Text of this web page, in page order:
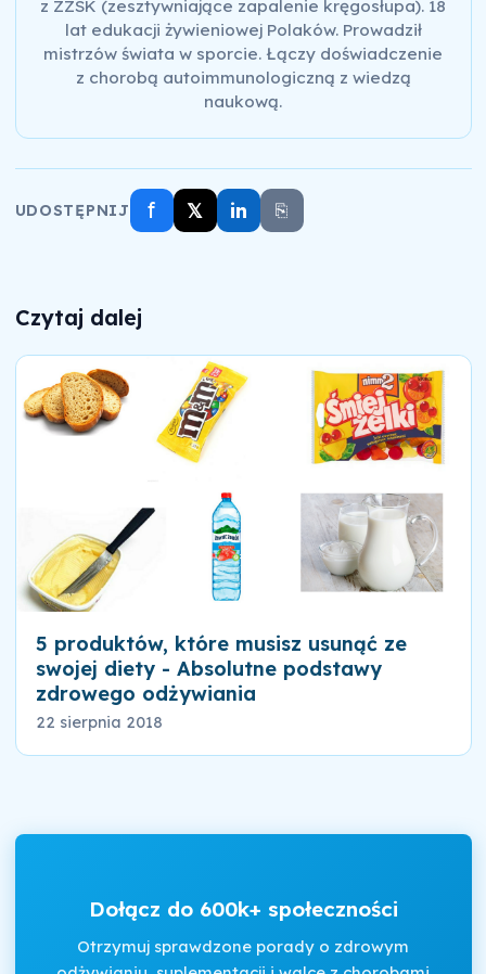
z ZZSK (zesztywniające zapalenie kręgosłupa). 18
lat edukacji żywieniowej Polaków. Prowadził
mistrzów świata w sporcie. Łączy doświadczenie
z chorobą autoimmunologiczną z wiedzą
naukową.
UDOSTĘPNIJ f 𝕏 in ⎘
Czytaj dalej
5 produktów, które musisz usunąć ze
swojej diety - Absolutne podstawy
zdrowego odżywiania
22 sierpnia 2018
Dołącz do 600k+ społeczności
Otrzymuj sprawdzone porady o zdrowym